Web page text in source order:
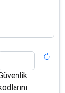
kodlarını